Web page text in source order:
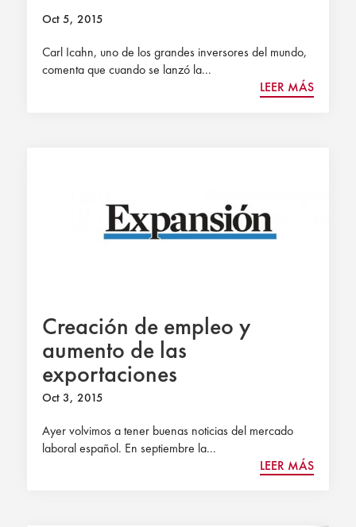
Oct 5, 2015
Carl Icahn, uno de los grandes inversores del mundo,
comenta que cuando se lanzó la...
LEER MÁS
Creación de empleo y
aumento de las
exportaciones
Oct 3, 2015
Ayer volvimos a tener buenas noticias del mercado
laboral español. En septiembre la...
LEER MÁS